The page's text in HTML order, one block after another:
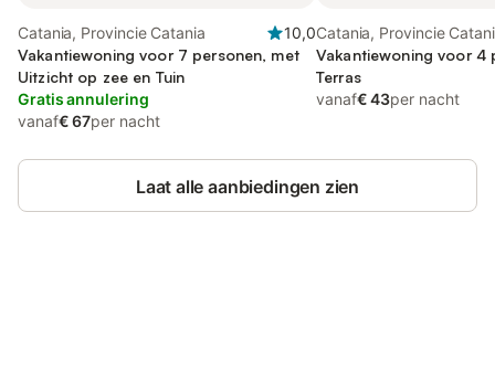
Catania, Provincie Catania
10,0
Vakantiewoning voor 7 personen, met
Uitzicht op zee en Tuin
Gratis annulering
vanaf€ 67per nacht
Catania, Provincie
Vakantiewoning voor 4
Terras
vanaf€ 43per nacht
Laat alle aanbiedingen zien